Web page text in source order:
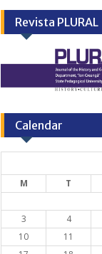
Revista PLURAL
Calendar
M T
3
4
10
11